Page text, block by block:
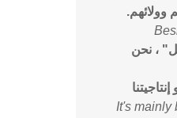
وولائهم.
، نحن
في عام 2009 ، تنمو إنتاجيتنا
It's mainly